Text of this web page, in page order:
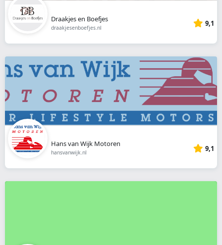
Draakjes en Boefjes
draakjesenboefjes.nl 9,1
Hans van Wijk Motoren
hansvanwijk.nl 9,1